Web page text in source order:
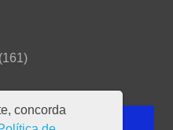
concorda